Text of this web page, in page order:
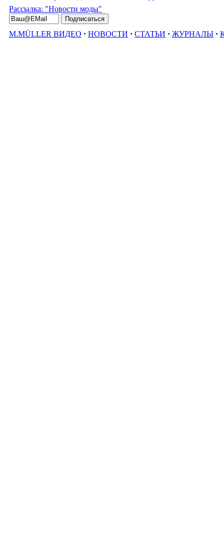
Рассылка: "Новости моды"
M.MÜLLER ВИДЕО · НОВОСТИ · СТАТЬИ · ЖУРНАЛЫ ·